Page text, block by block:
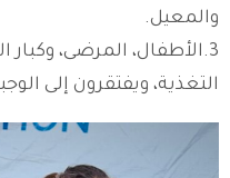
والمعيل.
3.الأطفال، المرضى،
التغذية، ويفتقرون إلى